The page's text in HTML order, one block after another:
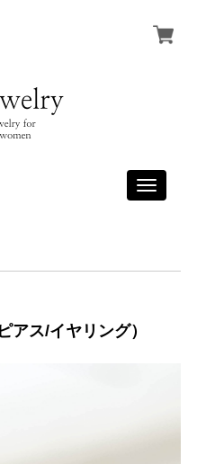
Toggle
ス/イヤリング）